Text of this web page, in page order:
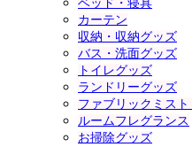
ベッド・寝具
カーテン
収納・収納グッズ
バス・洗面グッズ
トイレグッズ
ランドリーグッズ
ファブリックミス
ルームフレグランス
お掃除グッズ